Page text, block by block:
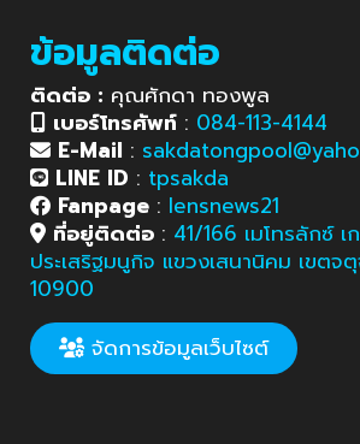
ข้อมูลติดต่อ
ติดต่อ : คุณศักดา ทองพูล
เบอร์โทรศัพท์ : 084-113-4144
E-Mail :
LINE ID : tpsakda
Fanpage : lensnews21
ที่อยู่ติดต่อ : 41/166 เมโทรลักซ์
ประเสริฐมนูกิจ แขวงเสนานิคม เขตจ
10900
จัดการข้อมูลเว็บไซต์